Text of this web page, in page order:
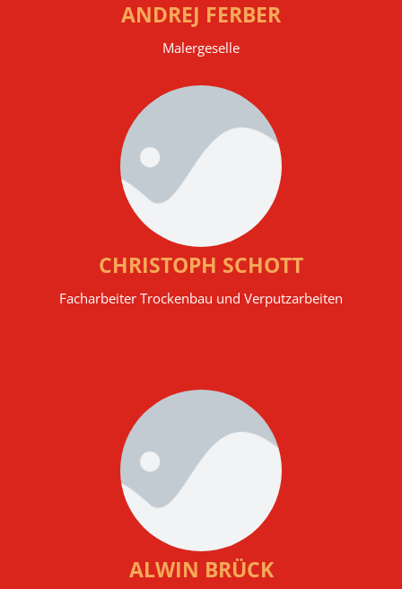
ANDREJ FERBER
Malergeselle
CHRISTOPH SCHOTT
Facharbeiter Trockenbau und Verputzarbeiten
ALWIN BRÜCK